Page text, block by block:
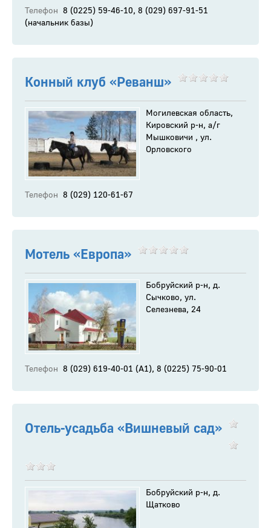
Телефон 8 (0225) 59-46-10, 8 (029) 697-91-51
(начальник базы)
Конный клуб «Реванш»
Могилевская область,
Кировский р-н, а/г
Мышковичи , ул.
Орловского
Телефон 8 (029) 120-61-67
Мотель «Европа»
Бобруйский р-н, д.
Сычково, ул.
Селезнева, 24
Телефон 8 (029) 619-40-01 (А1), 8 (0225) 75-90-01
Отель-усадьба «Вишневый сад»
Бобруйский р-н, д.
Щатково